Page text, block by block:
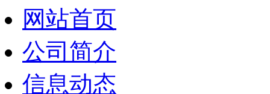
网站首页
公司简介
信息动态